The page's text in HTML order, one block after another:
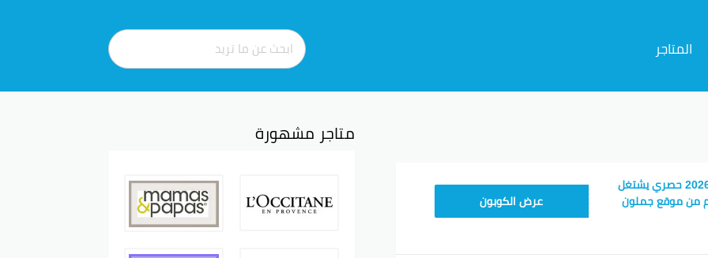
المتاجر
كوبون خصم جملون 2026 حصري يشتغل
من موقع جملون
HD253عرض الكوبون
متاجر مشهورة